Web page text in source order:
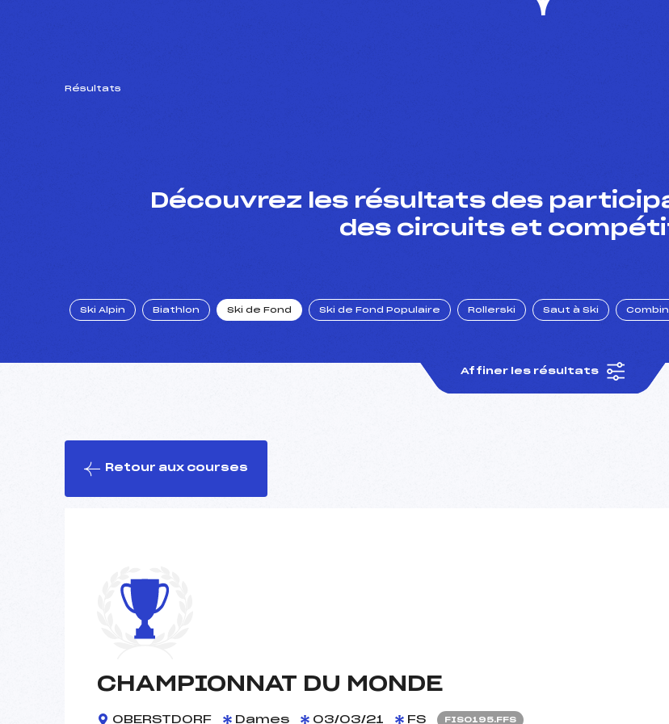
Résultats
Découvrez les résultats des
des circuits et
Ski Alpin Biathlon Ski de Fond Ski de Fond Populaire Rollerski Saut à Ski
Affiner les résultats
Retour aux courses
CHAMPIONNAT DU MONDE
OBERSTDORF Dames 03/03/21 FS FIS0195.FFS